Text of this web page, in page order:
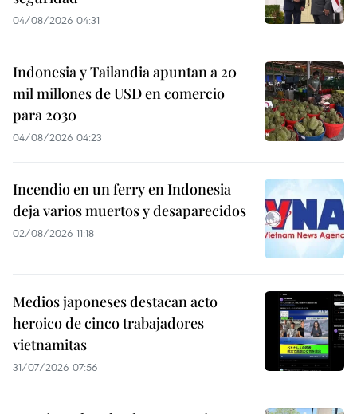
04/08/2026 04:31
Indonesia y Tailandia apuntan a 20
mil millones de USD en comercio
para 2030
04/08/2026 04:23
Incendio en un ferry en Indonesia
deja varios muertos y desaparecidos
02/08/2026 11:18
Medios japoneses destacan acto
heroico de cinco trabajadores
vietnamitas
31/07/2026 07:56